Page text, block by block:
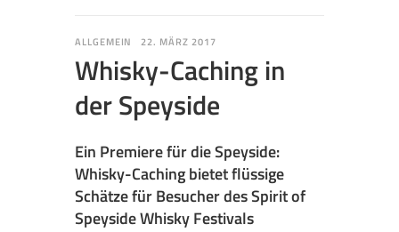
ALLGEMEIN 22. MÄRZ 2017
Whisky-Caching in
der Speyside
Ein Premiere für die Speyside:
Whisky-Caching bietet flüssige
Schätze für Besucher des Spirit of
Speyside Whisky Festivals